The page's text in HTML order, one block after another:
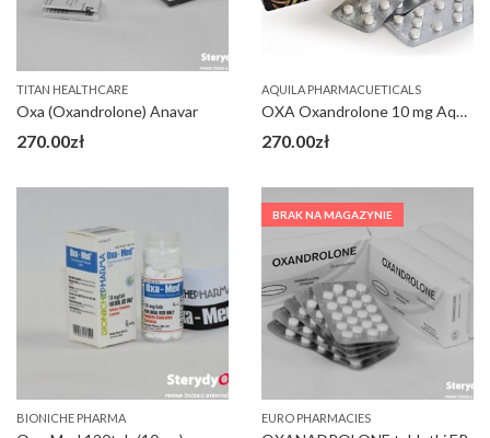
TITAN HEALTHCARE
Oxa (Oxandrolone) Anavar
270.00zł
AQUILA PHARMACUETICALS
OXA Oxandrolone 10 mg Aquila
270.00zł
BIONICHE PHARMA
BRAK NA MAGAZYNIE
EURO PHARMACIES